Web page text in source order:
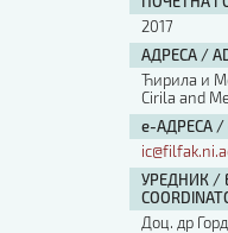
Шаблон прве стране
Шаблон прве стране
Шаблон прве стране
Етички кодекс
Наслов или део наслова
2017
АДРЕСА /
Ћирила и
Cirila and
е-АДРЕСА /
УРЕДНИК /
Доц. др